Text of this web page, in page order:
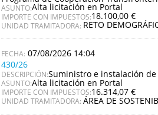
ASUNTO:Alta licitación en Portal
IMPORTE CON IMPUESTOS:18.100,00 €
UNIDAD TRAMITADORA: RETO
07/08/2026 14:04
430/26
DESCRIPCIÓN:Suministro e instalación
ASUNTO:Alta licitación en Portal
IMPORTE CON IMPUESTOS:16.314,07 €
UNIDAD TRAMITADORA: ÁREA DE